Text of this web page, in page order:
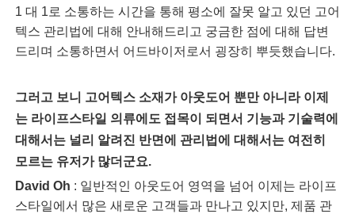
1 대 1로 소통하는 시간을 통해 평소에 잘못 알고 있던 고어
텍스 관리법에 대해 안내해드리고 궁금한 점에 대해 답변
드리며 소통하면서 어드바이저로서 굉장히 뿌듯했습니다.
그러고 보니 고어텍스 소재가 아웃도어 뿐만 아니라 이제
는 라이프스타일 의류에도 접목이 되면서 기능과 기술력에
대해서는 널리 알려진 반면에 관리법에 대해서는 여전히
모르는 유저가 많더군요.
David Oh : 일반적인 아웃도어 영역을 넘어 이제는 라이프
스타일에서 많은 새로운 고객들과 만나고 있지만, 제품 관